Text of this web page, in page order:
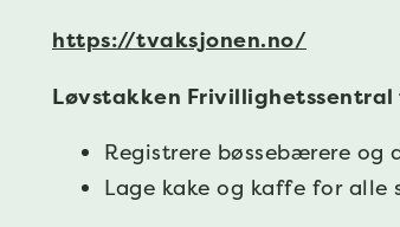
https://tvaksjonen.no/
Løvstakken
Registrere bøssebærere og
Lage kake og kaffe for alle